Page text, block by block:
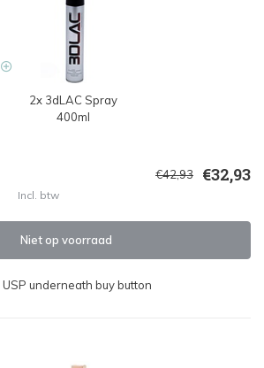
2x 3dLAC Spray
400ml
€42,93 €32,93
Incl. btw
Niet op voorraad
USP underneath buy button